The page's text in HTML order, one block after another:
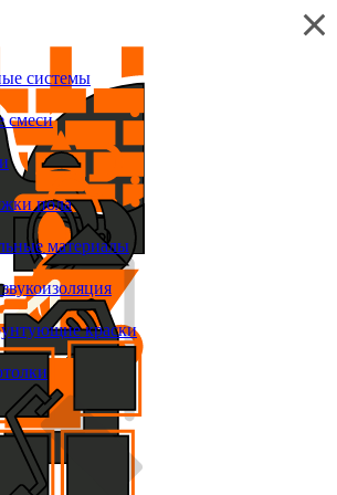
системы
смеси
пола
материалы
краски